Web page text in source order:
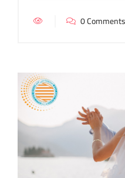
0 Comments